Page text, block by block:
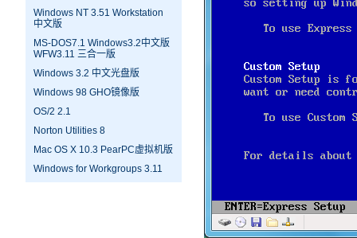
Windows NT 3.51 Workstation
中文版
MS-DOS7.1 Windows3.2中文版
WFW3.11 三合一版
Windows 3.2 中文光盘版
Windows 98 GHO镜像版
OS/2 2.1
Norton Utilities 8
Mac OS X 10.3 PearPC虚拟机版
Windows for Workgroups 3.11